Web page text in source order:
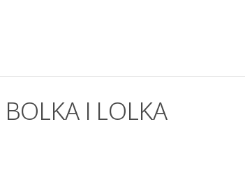
I LOLKA